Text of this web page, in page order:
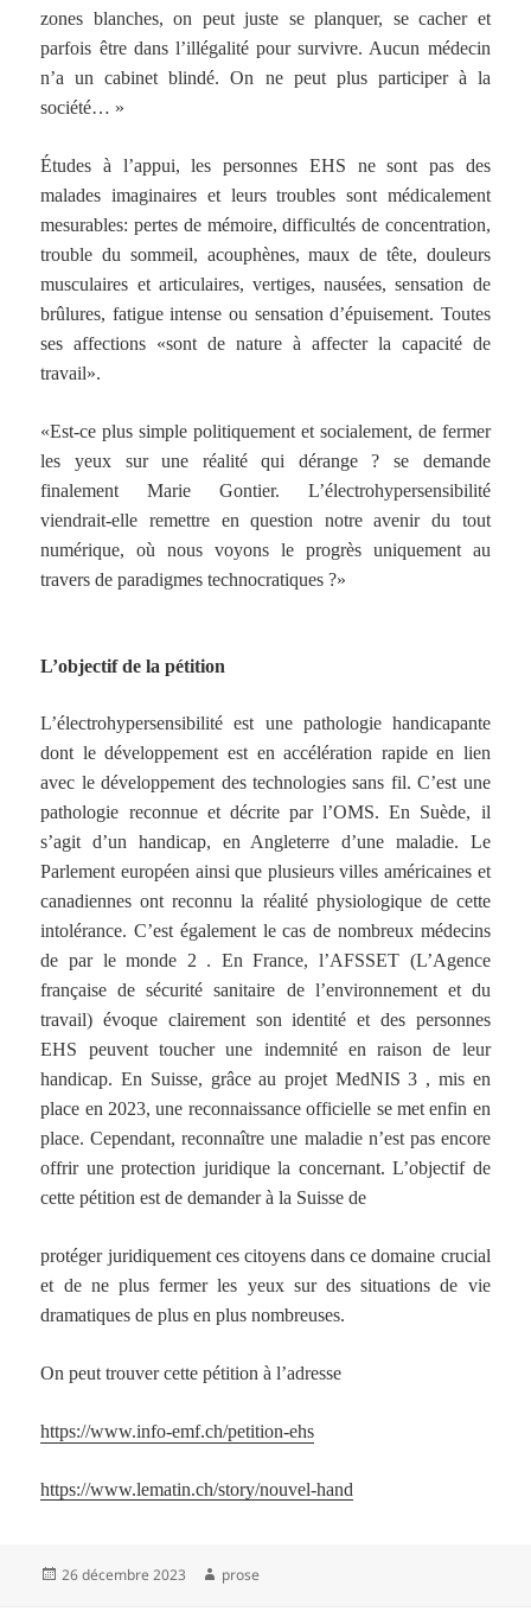
zones blanches, on peut juste se planquer, se cacher et
parfois être dans l’illégalité pour survivre. Aucun médecin
n’a un cabinet blindé. On ne peut plus participer à la
société… »
Études à l’appui, les personnes EHS ne sont pas des
malades imaginaires et leurs troubles sont médicalement
mesurables: pertes de mémoire, difficultés de concentration,
trouble du sommeil, acouphènes, maux de tête, douleurs
musculaires et articulaires, vertiges, nausées, sensation de
brûlures, fatigue intense ou sensation d’épuisement. Toutes
ses affections «sont de nature à affecter la capacité de
travail».
«Est-ce plus simple politiquement et socialement, de fermer
les yeux sur une réalité qui dérange ? se demande
finalement Marie Gontier. L’électrohypersensibilité
viendrait-elle remettre en question notre avenir du tout
numérique, où nous voyons le progrès uniquement au
travers de paradigmes technocratiques ?»
L’objectif de la pétition
L’électrohypersensibilité est une pathologie handicapante
dont le développement est en accélération rapide en lien
avec le développement des technologies sans fil. C’est une
pathologie reconnue et décrite par l’OMS. En Suède, il
s’agit d’un handicap, en Angleterre d’une maladie. Le
Parlement européen ainsi que plusieurs villes américaines et
canadiennes ont reconnu la réalité physiologique de cette
intolérance. C’est également le cas de nombreux médecins
de par le monde 2 . En France, l’AFSSET (L’Agence
française de sécurité sanitaire de l’environnement et du
travail) évoque clairement son identité et des personnes
EHS peuvent toucher une indemnité en raison de leur
handicap. En Suisse, grâce au projet MedNIS 3 , mis en
place en 2023, une reconnaissance officielle se met enfin en
place. Cependant, reconnaître une maladie n’est pas encore
offrir une protection juridique la concernant. L’objectif de
cette pétition est de demander à la Suisse de
protéger juridiquement ces citoyens dans ce domaine crucial
et de ne plus fermer les yeux sur des situations de vie
dramatiques de plus en plus nombreuses.
On peut trouver cette pétition à l’adresse
https://www.info-emf.ch/petition-ehs
https://www.lematin.ch/story/nouvel-hand
Publié
26 décembre 2023 Auteur
prose